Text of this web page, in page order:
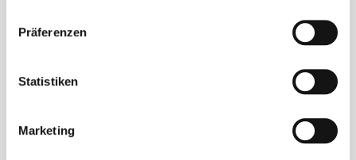
Präferenzen
Statistiken
Marketing